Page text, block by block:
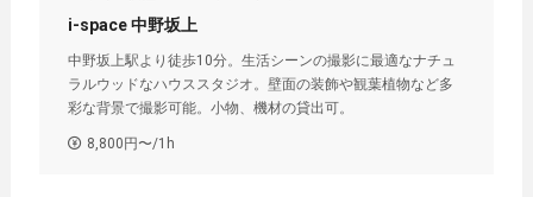
i-space 中野坂上
中野坂上駅より徒歩10分。生活シーンの撮影に最適なナチュ
ラルウッドなハウススタジオ。壁面の装飾や観葉植物など多
彩な背景で撮影可能。小物、機材の貸出可。
8,800円〜/1h